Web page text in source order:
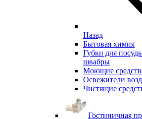
Назад
Бытовая химия
Губки для
швабры
Моющие
Освежители
Чистящие
Гостиничная